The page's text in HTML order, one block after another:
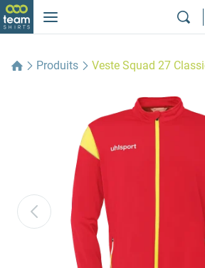
Produits Veste Squad 27